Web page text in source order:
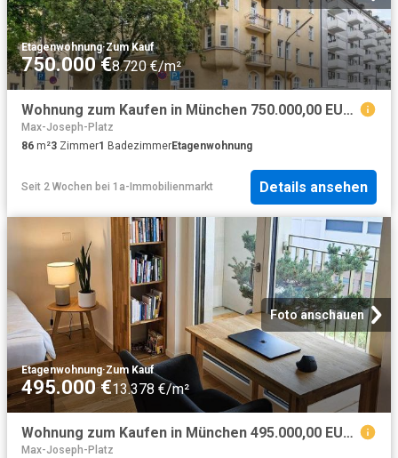
Etagenwohnung·Zum Kauf
750.000 €8.720 €/m²
Wohnung zum Kaufen in München 750.000,00 EUR 86.72 m²
Max-Joseph-Platz
86 m²3 Zimmer1 BadezimmerEtagenwohnung
Seit 2 Wochen bei 1a-Immobilienmarkt Details ansehen
Foto anschauen
Etagenwohnung·Zum Kauf
495.000 €13.378 €/m²
Wohnung zum Kaufen in München 495.000,00 EUR 37 m²
Max-Joseph-Platz